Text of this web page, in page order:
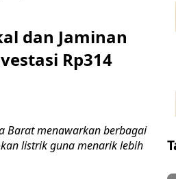
dan Jaminan
Rp314
Barat menawarkan berbagai
listrik guna menarik lebih